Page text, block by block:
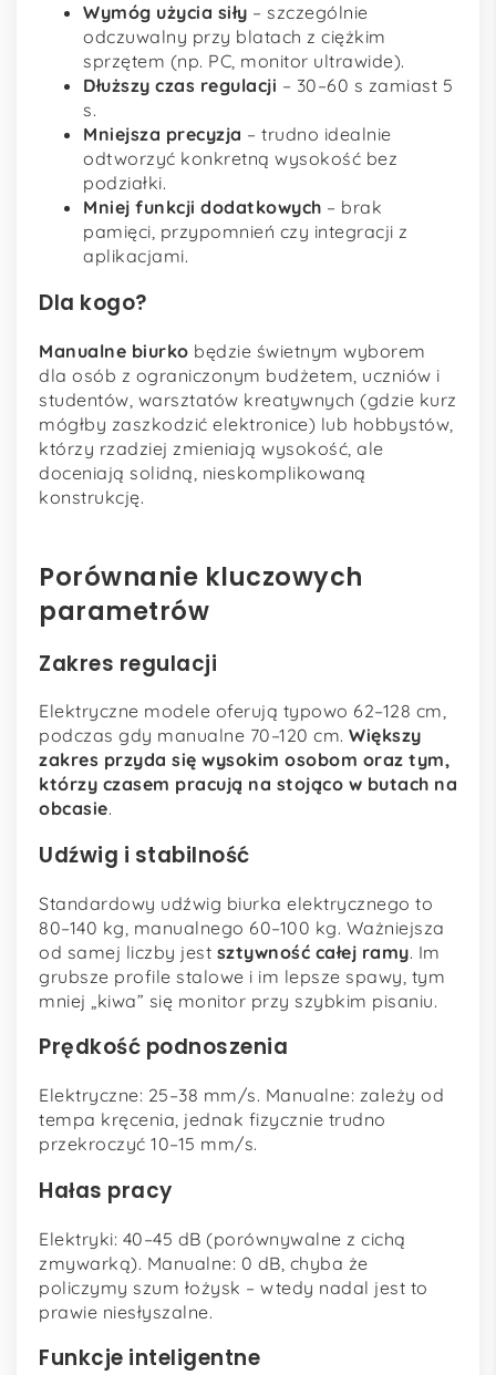
Wymóg użycia siły – szczególnie
odczuwalny przy blatach z ciężkim
sprzętem (np. PC, monitor ultrawide).
Dłuższy czas regulacji – 30–60 s zamiast 5
s.
Mniejsza precyzja – trudno idealnie
odtworzyć konkretną wysokość bez
podziałki.
Mniej funkcji dodatkowych – brak
pamięci, przypomnień czy integracji z
aplikacjami.
Dla kogo?
Manualne biurko będzie świetnym wyborem
dla osób z ograniczonym budżetem, uczniów i
studentów, warsztatów kreatywnych (gdzie kurz
mógłby zaszkodzić elektronice) lub hobbystów,
którzy rzadziej zmieniają wysokość, ale
doceniają solidną, nieskomplikowaną
konstrukcję.
Porównanie kluczowych
parametrów
Zakres regulacji
Elektryczne modele oferują typowo 62–128 cm,
podczas gdy manualne 70–120 cm. Większy
zakres przyda się wysokim osobom oraz tym,
którzy czasem pracują na stojąco w butach na
obcasie.
Udźwig i stabilność
Standardowy udźwig biurka elektrycznego to
80–140 kg, manualnego 60–100 kg. Ważniejsza
od samej liczby jest sztywność całej ramy. Im
grubsze profile stalowe i im lepsze spawy, tym
mniej „kiwa” się monitor przy szybkim pisaniu.
Prędkość podnoszenia
Elektryczne: 25–38 mm/s. Manualne: zależy od
tempa kręcenia, jednak fizycznie trudno
przekroczyć 10–15 mm/s.
Hałas pracy
Elektryki: 40–45 dB (porównywalne z cichą
zmywarką). Manualne: 0 dB, chyba że
policzymy szum łożysk – wtedy nadal jest to
prawie niesłyszalne.
Funkcje inteligentne